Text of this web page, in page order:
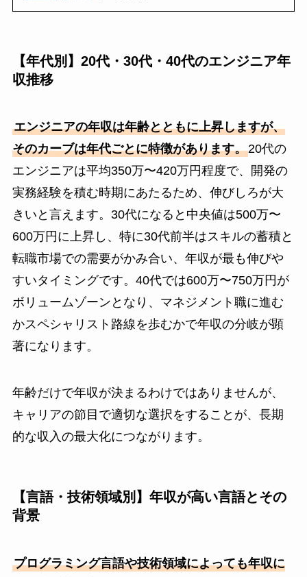
【年代別】20代・30代・40代のエンジニア年
収推移
エンジニアの年収は年齢とともに上昇しますが、
そのカーブは年代ごとに特徴があります。20代の
エンジニアは平均350万〜420万円程度で、開発の
実務経験を積む時期にあたるため、伸びしろが大
きいと言えます。30代になると中央値は500万〜
600万円に上昇し、特に30代前半はスキルの蓄積と
転職市場での需要がかみ合い、年収が最も伸びや
すいタイミングです。40代では600万〜750万円が
ボリュームゾーンとなり、マネジメント職に進む
かスペシャリスト路線を歩むかで年収の分岐が顕
著になります。
年齢だけで年収が決まるわけではありませんが、
キャリアの節目で適切な選択をすることが、長期
的な収入の最大化につながります。
【言語・技術領域別】年収が高い言語とその
背景
プログラミング言語や技術領域によっても年収に